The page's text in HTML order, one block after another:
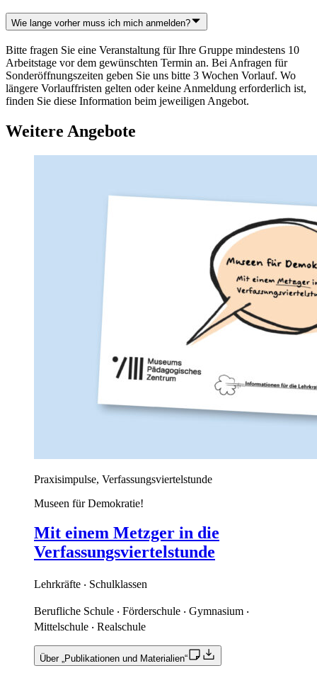
Wie lange vorher muss ich mich anmelden?
Bitte fragen Sie eine Veranstaltung für Ihre Gruppe mindestens 10
Arbeitstage vor dem gewünschten Termin an. Bei Anfragen für
Sonderöffnungszeiten geben Sie uns bitte 3 Wochen Vorlauf. Wo
längere Vorlauffristen gelten oder keine Anmeldung erforderlich ist,
finden Sie diese Information beim jeweiligen Angebot.
Weitere Angebote
Praxisimpulse, Verfassungsviertelstunde
Museen für Demokratie!
Mit einem Metzger in die
Verfassungsviertelstunde
Lehrkräfte ‧ Schulklassen
Berufliche Schule ‧ Förderschule ‧ Gymnasium ‧
Mittelschule ‧ Realschule
Über „Publikationen und Materialien“